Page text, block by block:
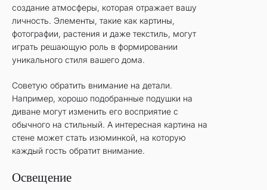
создание атмосферы, которая отражает вашу
личность. Элементы, такие как картины,
фотографии, растения и даже текстиль, могут
играть решающую роль в формировании
уникального стиля вашего дома.
Советую обратить внимание на детали.
Например, хорошо подобранные подушки на
диване могут изменить его восприятие с
обычного на стильный. А интересная картина на
стене может стать изюминкой, на которую
каждый гость обратит внимание.
Освещение